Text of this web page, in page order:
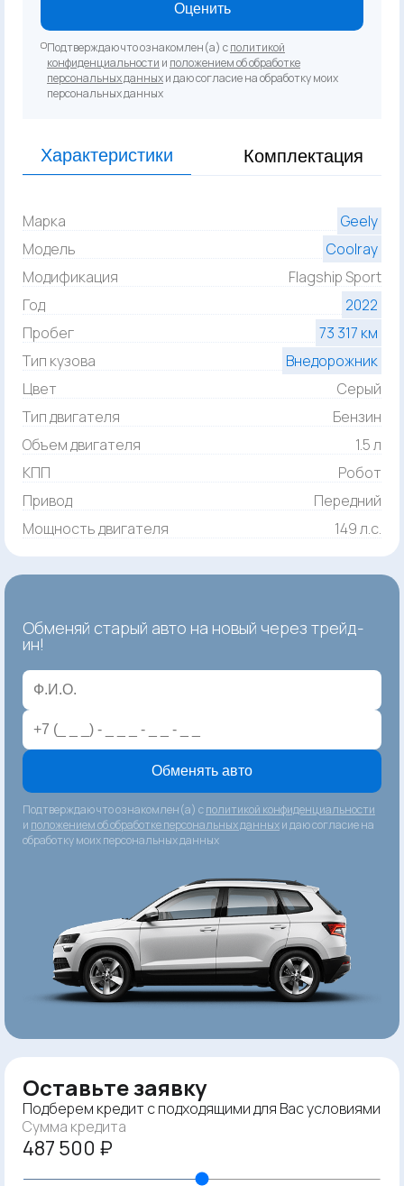
Оценить
Подтверждаю что ознакомлен(а) сполитикой
конфиденциальности и положением об обработке
персональных данныхи даю согласие на обработку моих
персональных данных
Характеристики Комплектация
Марка
Geely
Модель
Coolray
Модификация
Flagship Sport
Год
2022
Пробег
73 317 км
Тип кузова
Внедорожник
Цвет
Серый
Тип двигателя
Бензин
Объем двигателя
1.5 л
КПП
Робот
Привод
Передний
Мощность двигателя
149 л.с.
Обменяй старый авто на новый через трейд-
ин!
Обменять авто
Подтверждаю что ознакомлен(а) сполитикой конфиденциальности
и положением об обработке персональных данныхи даю согласие на
обработку моих персональных данных
Оставьте заявку
Подберем кредит с подходящими для Вас условиями
Сумма кредита
487 500 ₽